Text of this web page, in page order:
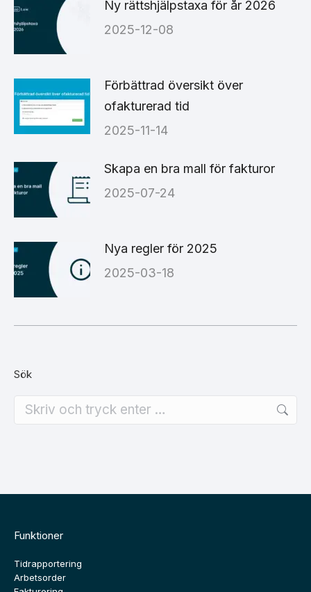
Ny rättshjälpstaxa för år 2026
2025-12-08
Förbättrad översikt över
ofakturerad tid
2025-11-14
Skapa en bra mall för fakturor
2025-07-24
Nya regler för 2025
2025-03-18
Sök
Funktioner
Tidrapportering
Arbetsorder